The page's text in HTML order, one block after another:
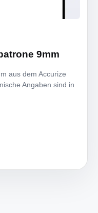
9mm
aus dem Accurize
Angaben sind in